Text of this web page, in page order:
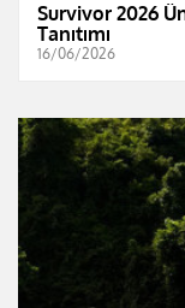
Survivor 2026
Tanıtımı
16/06/2026